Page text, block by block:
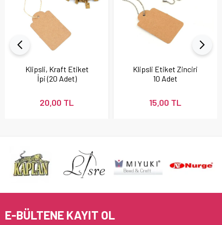
Klipsli, Kraft Etiket
İpi (20 Adet)
20,00 TL
Klipsli Etiket Zinciri
10 Adet
15,00 TL
E-BÜLTENE KAYIT OL